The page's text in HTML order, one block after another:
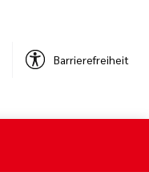
Barrierefreiheit